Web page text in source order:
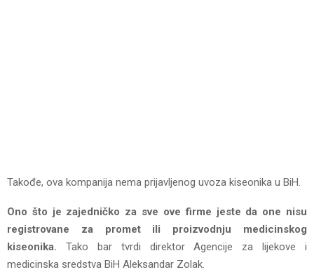
Takođe, ova kompanija nema prijavljenog uvoza kiseonika u BiH.
Ono što je zajedničko za sve ove firme jeste da one nisu
registrovane za promet ili proizvodnju medicinskog
kiseonika. Tako bar tvrdi direktor Agencije za lijekove i
medicinska sredstva BiH Aleksandar Zolak.